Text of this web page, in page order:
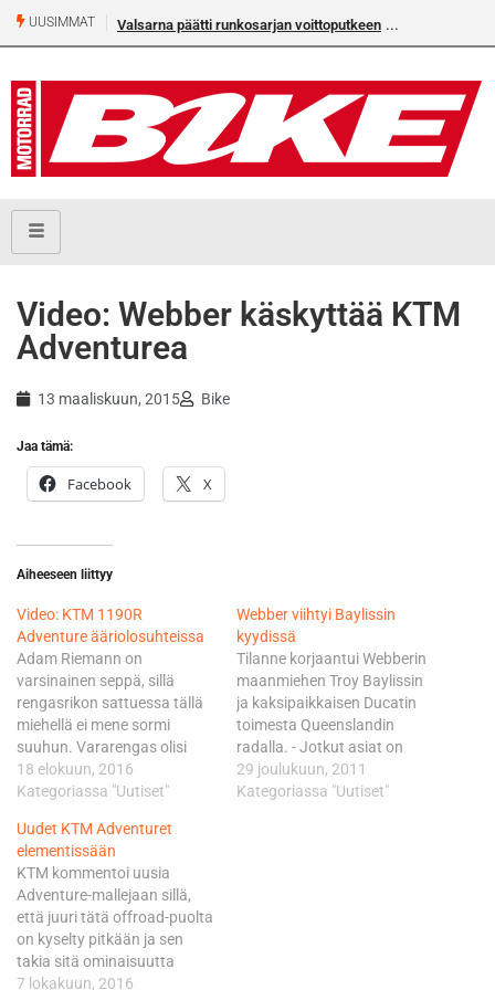
UUSIMMAT Valsarna päätti runkosarjan voittoputkeen
Video: Webber käskyttää KTM
Adventurea
13 maaliskuun, 2015 Bike
Jaa tämä:
Facebook X
Aiheeseen liittyy
Video: KTM 1190R
Adventure ääriolosuhteissa
Adam Riemann on
varsinainen seppä, sillä
rengasrikon sattuessa tällä
miehellä ei mene sormi
suuhun. Vararengas olisi
tietenkin ollut hyvä olla
matkassa, mutta kun sitä ei
sallittuja. Tällä kertaa
hyväksi vaihtoehdoksi
todetaan kumin täyttäminen
ruoholla ja taas matka
jatkuu. Neliosasessa
videosarjassa kerrotaan
varsin seikkaperäisesti KTM
18 elokuun, 2016
Kategoriassa "Uutiset"
Webber viihtyi Baylissin
kyydissä
Tilanne korjaantui Webberin
maanmiehen Troy Baylissin
ja kaksipaikkaisen Ducatin
toimesta Queenslandin
radalla. - Jotkut asiat on
vain toteutettava. Mahtava
päivä, Webber lähetti vielä
29 joulukuun, 2011
Kategoriassa "Uutiset"
Uudet KTM Adventuret
elementissään
KTM kommentoi uusia
Adventure-mallejaan sillä,
että juuri tätä offroad-puolta
on kyselty pitkään ja sen
takia sitä ominaisuutta
kehitettiin. Tehtaan mukaan
7 lokakuun, 2016